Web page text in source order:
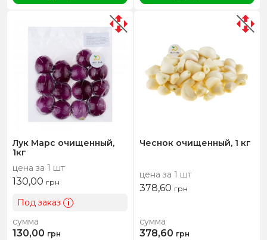
Лук Марс очищенный,
1кг
цена за 1 шт
130,00 грн
Под заказ i
сумма
130,00 грн
Чеснок очищенный, 1 кг
цена за 1 шт
378,60 грн
сумма
378,60 грн